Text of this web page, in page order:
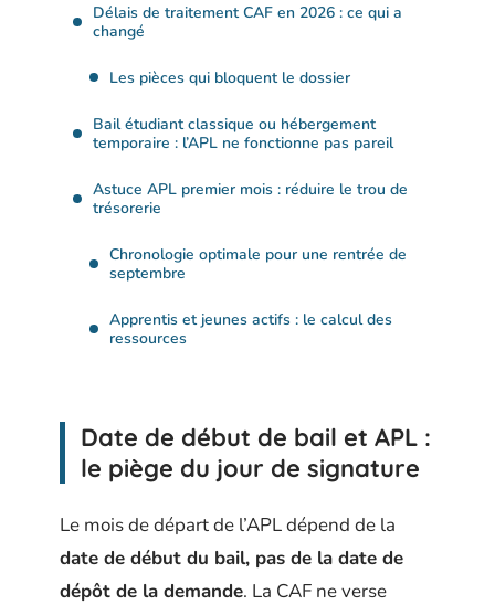
Délais de traitement CAF en 2026 : ce qui a
changé
Les pièces qui bloquent le dossier
Bail étudiant classique ou hébergement
temporaire : l’APL ne fonctionne pas pareil
Astuce APL premier mois : réduire le trou de
trésorerie
Chronologie optimale pour une rentrée de
septembre
Apprentis et jeunes actifs : le calcul des
ressources
Date de début de bail et APL :
le piège du jour de signature
Le mois de départ de l’APL dépend de la
date de début du bail, pas de la date de
dépôt de la demande. La CAF ne verse